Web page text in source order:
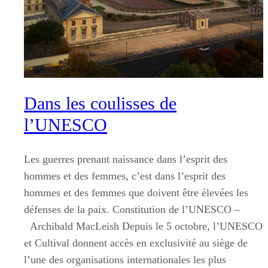
Dans les coulisses de
l’UNESCO
Les guerres prenant naissance dans l’esprit des
hommes et des femmes, c’est dans l’esprit des
hommes et des femmes que doivent être élevées les
défenses de la paix. Constitution de l’UNESCO –
Archibald MacLeish Depuis le 5 octobre, l’UNESCO
et Cultival donnent accès en exclusivité au siège de
l’une des organisations internationales les plus